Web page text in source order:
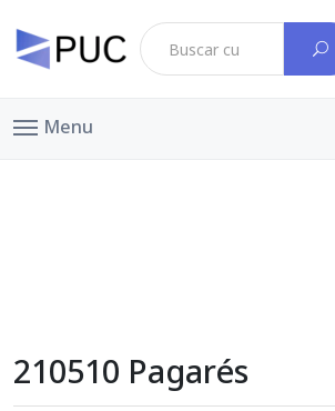
Menu
210510 Pagarés